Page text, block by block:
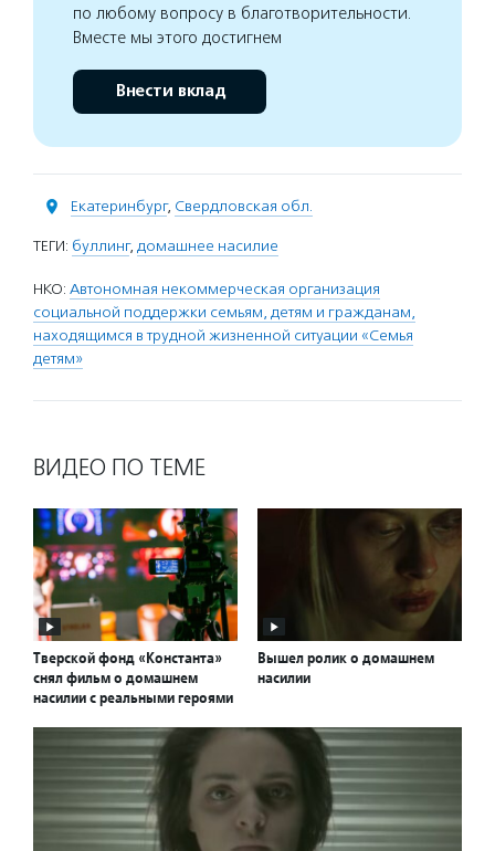
по любому вопросу в благотворительности.
Вместе мы этого достигнем
Внести вклад
Екатеринбург, Свердловская обл.
ТЕГИ: буллинг, домашнее насилие
НКО: Автономная некоммерческая организация
социальной поддержки семьям, детям и гражданам,
находящимся в трудной жизненной ситуации «Семья
детям»
ВИДЕО ПО ТЕМЕ
Тверской фонд «Константа»
снял фильм о домашнем
насилии с реальными героями
Вышел ролик о домашнем
насилии